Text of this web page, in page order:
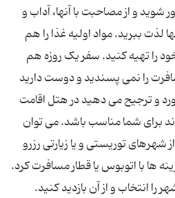
شوید و از مصاحبت با آنها، آداب و
ببرید. مواد اولیه غذا را هم
را تهیه کنید. سفر یک روزه هم
را نمی پسندید و دوست دارید
و ترجیح می دهید در هتل اقامت
برای شما مناسب باشد. می توان
شهرهای توریستی و یا زیارتی رزرو
ها با اتوبوس یا قطار مسافرت کرد.
را انتخاب و از آن بازدید کنید.